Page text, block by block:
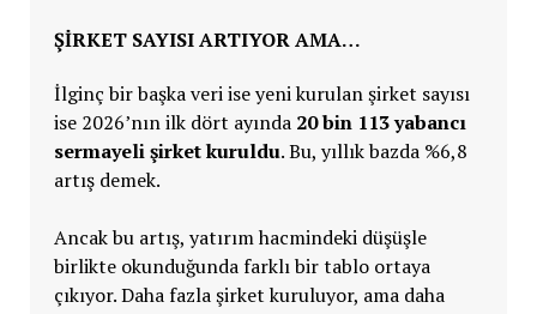
ŞİRKET SAYISI ARTIYOR AMA…
İlginç bir başka veri ise yeni kurulan şirket sayısı
ise 2026’nın ilk dört ayında 20 bin 113 yabancı
sermayeli şirket kuruldu. Bu, yıllık bazda %6,8
artış demek.
Ancak bu artış, yatırım hacmindeki düşüşle
birlikte okunduğunda farklı bir tablo ortaya
çıkıyor. Daha fazla şirket kuruluyor, ama daha